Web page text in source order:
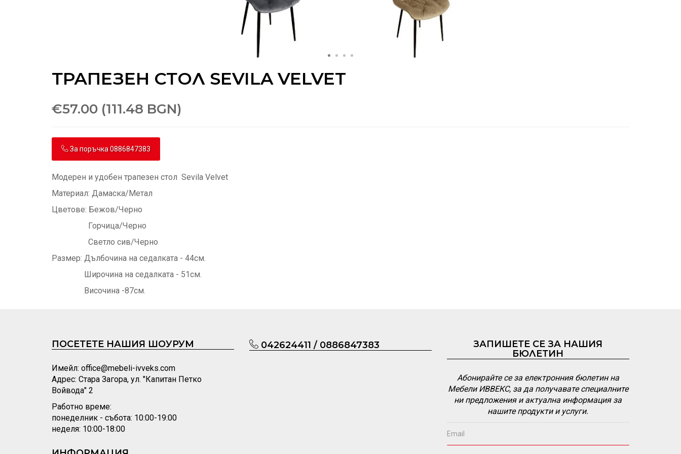
ТРАПЕЗЕН СТОЛ SEVILA VELVET
€57.00 (111.48 BGN)
За поръчка 0886847383
Модерен и удобен трапезен стол Sevila Velvet
Материал: Дамаска/Метал
Цветове: Бежов/Черно
Горчица/Черно
Светло сив/Черно
Размер: Дълбочина на седалката - 44см.
Широчина на седалката - 51см.
Височина -87см.
ПОСЕТЕТЕ НАШИЯ ШОУРУМ
Имейл: office@mebeli-ivveks.com
Адрес: Стара Загора, ул. "Капитан Петко
Войвода" 2
Работно време:
понеделник - събота: 10:00-19:00
неделя: 10:00-18:00
042624411 / 0886847383
ЗАПИШЕТЕ СЕ ЗА НАШИЯ
БЮЛЕТИН
Абонирайте се за електронния бюлетин на
Мебели ИВВЕКС, за да получавате специалните
ни предложения и актуална информация за
нашите продукти и услуги.